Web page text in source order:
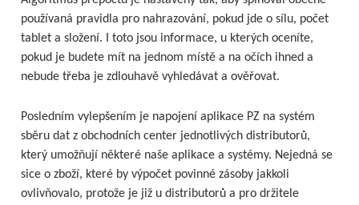
používaná pravidla pro nahrazování, pokud jde o sílu, počet
tablet a složení. I toto jsou informace, u kterých oceníte,
pokud je budete mít na jednom místě a na očích ihned a
nebude třeba je zdlouhavě vyhledávat a ověřovat.
Posledním vylepšením je napojení aplikace PZ na systém
sběru dat z obchodních center jednotlivých distributorů,
který umožňují některé naše aplikace a systémy. Nejedná se
sice o zboží, které by výpočet povinné zásoby jakkoli
ovlivňovalo, protože je již u distributorů a pro držitele